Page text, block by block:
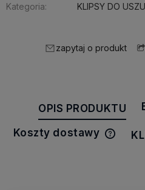
Kategoria:
KLIPSY DO USZU
zapytaj o produkt
OPIS PRODUKTU
Koszty dostawy